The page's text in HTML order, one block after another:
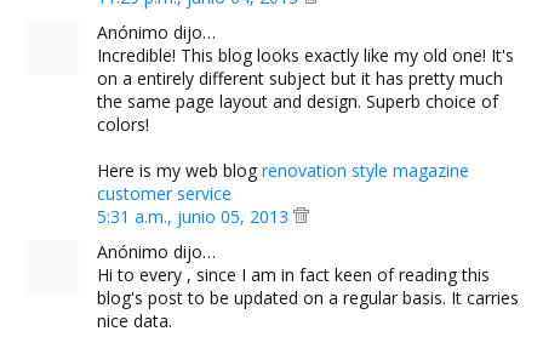
Anónimo dijo…
Incredible! This blog looks exactly like my old one! It's
on a entirely different subject but it has pretty much
the same page layout and design. Superb choice of
colors!
Here is my web blog renovation style magazine
customer service
5:31 a.m., junio 05, 2013
Anónimo dijo…
Hi to every , since I am in fact keen of reading this
blog's post to be updated on a regular basis. It carries
nice data.